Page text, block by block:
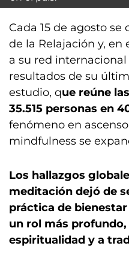
Cada 15 de agosto
de la Relajación y, en
a su red
resultados de su
estudio, que reúne
35.515 personas en
fenómeno en
mindfulness se
Los hallazgos
meditación dejó de
práctica de
un rol más profundo,
espiritualidad y a